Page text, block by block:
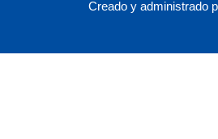
Creado y administrado